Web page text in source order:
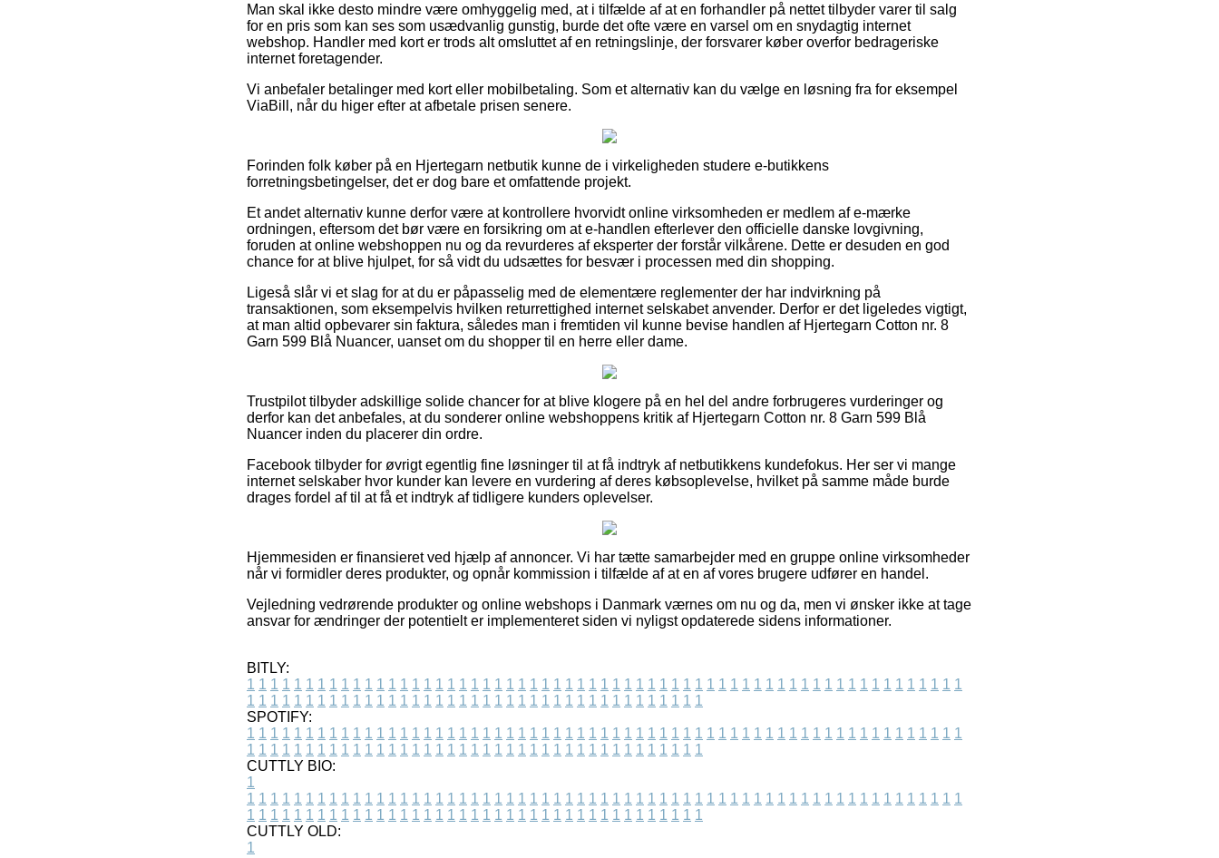
Man skal ikke desto mindre være omhyggelig med, at i tilfælde af at en forhandler på nettet tilbyder varer til salg
for en pris som kan ses som usædvanlig gunstig, burde det ofte være en varsel om en snydagtig internet
webshop. Handler med kort er trods alt omsluttet af en retningslinje, der forsvarer køber overfor bedrageriske
internet foretagender.
Vi anbefaler betalinger med kort eller mobilbetaling. Som et alternativ kan du vælge en løsning fra for eksempel
ViaBill, når du higer efter at afbetale prisen senere.
Forinden folk køber på en Hjertegarn netbutik kunne de i virkeligheden studere e-butikkens
forretningsbetingelser, det er dog bare et omfattende projekt.
Et andet alternativ kunne derfor være at kontrollere hvorvidt online virksomheden er medlem af e-mærke
ordningen, eftersom det bør være en forsikring om at e-handlen efterlever den officielle danske lovgivning,
foruden at online webshoppen nu og da revurderes af eksperter der forstår vilkårene. Dette er desuden en god
chance for at blive hjulpet, for så vidt du udsættes for besvær i processen med din shopping.
Ligeså slår vi et slag for at du er påpasselig med de elementære reglementer der har indvirkning på
transaktionen, som eksempelvis hvilken returrettighed internet selskabet anvender. Derfor er det ligeledes vigtigt,
at man altid opbevarer sin faktura, således man i fremtiden vil kunne bevise handlen af Hjertegarn Cotton nr. 8
Garn 599 Blå Nuancer, uanset om du shopper til en herre eller dame.
Trustpilot tilbyder adskillige solide chancer for at blive klogere på en hel del andre forbrugeres vurderinger og
derfor kan det anbefales, at du sonderer online webshoppens kritik af Hjertegarn Cotton nr. 8 Garn 599 Blå
Nuancer inden du placerer din ordre.
Facebook tilbyder for øvrigt egentlig fine løsninger til at få indtryk af netbutikkens kundefokus. Her ser vi mange
internet selskaber hvor kunder kan levere en vurdering af deres købsoplevelse, hvilket på samme måde burde
drages fordel af til at få et indtryk af tidligere kunders oplevelser.
Hjemmesiden er finansieret ved hjælp af annoncer. Vi har tætte samarbejder med en gruppe online virksomheder
når vi formidler deres produkter, og opnår kommission i tilfælde af at en af vores brugere udfører en handel.
Vejledning vedrørende produkter og online webshops i Danmark værnes om nu og da, men vi ønsker ikke at tage
ansvar for ændringer der potentielt er implementeret siden vi nyligst opdaterede sidens informationer.
BITLY:
1 1 1 1 1 1 1 1 1 1 1 1 1 1 1 1 1 1 1 1 1 1 1 1 1 1 1 1 1 1 1 1 1 1 1 1 1 1 1 1 1 1 1 1 1 1 1 1 1 1 1 1 1 1 1 1 1 1 1 1 1
1 1 1 1 1 1 1 1 1 1 1 1 1 1 1 1 1 1 1 1 1 1 1 1 1 1 1 1 1 1 1 1 1 1 1 1 1 1 1
SPOTIFY:
1 1 1 1 1 1 1 1 1 1 1 1 1 1 1 1 1 1 1 1 1 1 1 1 1 1 1 1 1 1 1 1 1 1 1 1 1 1 1 1 1 1 1 1 1 1 1 1 1 1 1 1 1 1 1 1 1 1 1 1 1
1 1 1 1 1 1 1 1 1 1 1 1 1 1 1 1 1 1 1 1 1 1 1 1 1 1 1 1 1 1 1 1 1 1 1 1 1 1 1
CUTTLY BIO:
1
1 1 1 1 1 1 1 1 1 1 1 1 1 1 1 1 1 1 1 1 1 1 1 1 1 1 1 1 1 1 1 1 1 1 1 1 1 1 1 1 1 1 1 1 1 1 1 1 1 1 1 1 1 1 1 1 1 1 1 1 1
1 1 1 1 1 1 1 1 1 1 1 1 1 1 1 1 1 1 1 1 1 1 1 1 1 1 1 1 1 1 1 1 1 1 1 1 1 1 1
CUTTLY OLD:
1